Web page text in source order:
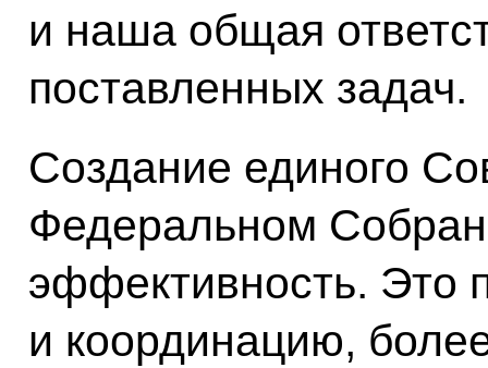
и наша общая
поставленных задач.
Создание единого
Федеральном
эффективность. Это
и координацию,